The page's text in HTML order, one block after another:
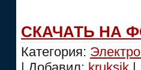
СКАЧАТЬ НА
Категория: